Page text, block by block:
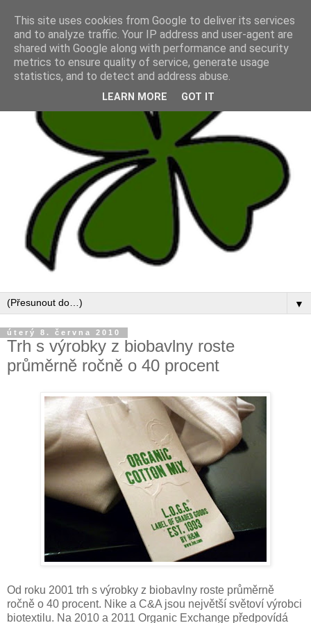
▼
úterý 8. června 2010
Trh s výrobky z biobavlny roste
průměrně ročně o 40 procent
Od roku 2001 trh s výrobky z biobavlny roste průměrně
ročně o 40 procent. Nike a C&A jsou největší světoví výrobci
biotextilu. Na 2010 a 2011 Organic Exchange předpovídá
This site uses cookies from Google to deliver its services
and to analyze traffic. Your IP address and user-agent are
shared with Google along with performance and security
metrics to ensure quality of service, generate usage
statistics, and to detect and address abuse.
LEARN MORE GOT IT